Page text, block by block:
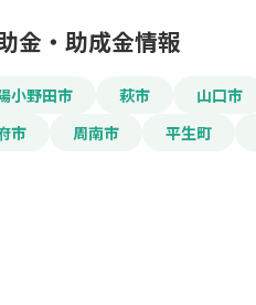
金・助成金情報
小野田市 萩市 山口市
市 周南市 平生町